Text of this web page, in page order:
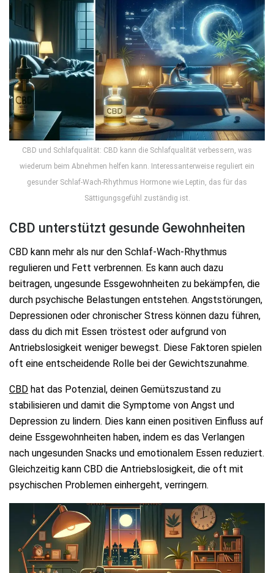
CBD und Schlafqualität: CBD kann die Schlafqualität verbessern, was
wiederum beim Abnehmen helfen kann. Interessanterweise reguliert ein
gesunder Schlaf-Wach-Rhythmus Hormone wie Leptin, das für das
Sättigungsgefühl zuständig ist.
CBD unterstützt gesunde Gewohnheiten
CBD kann mehr als nur den Schlaf-Wach-Rhythmus
regulieren und Fett verbrennen. Es kann auch dazu
beitragen, ungesunde Essgewohnheiten zu bekämpfen, die
durch psychische Belastungen entstehen. Angststörungen,
Depressionen oder chronischer Stress können dazu führen,
dass du dich mit Essen tröstest oder aufgrund von
Antriebslosigkeit weniger bewegst. Diese Faktoren spielen
oft eine entscheidende Rolle bei der Gewichtszunahme.
CBD hat das Potenzial, deinen Gemütszustand zu
stabilisieren und damit die Symptome von Angst und
Depression zu lindern. Dies kann einen positiven Einfluss auf
deine Essgewohnheiten haben, indem es das Verlangen
nach ungesunden Snacks und emotionalem Essen reduziert.
Gleichzeitig kann CBD die Antriebslosigkeit, die oft mit
psychischen Problemen einhergeht, verringern.